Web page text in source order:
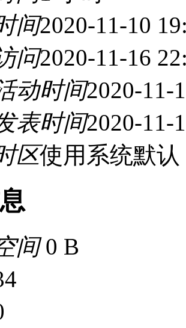
间2020-11-10
问2020-11-16
动时间2020-11-
表时间2020-11-
区使用系统默认
间0 B